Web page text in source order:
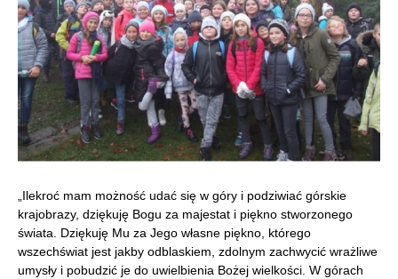
„Ilekroć mam możność udać się w góry i podziwiać górskie
krajobrazy, dziękuję Bogu za majestat i piękno stworzonego
świata. Dziękuję Mu za Jego własne piękno, którego
wszechświat jest jakby odblaskiem, zdolnym zachwycić wrażliwe
umysły i pobudzić je do uwielbienia Bożej wielkości. W górach